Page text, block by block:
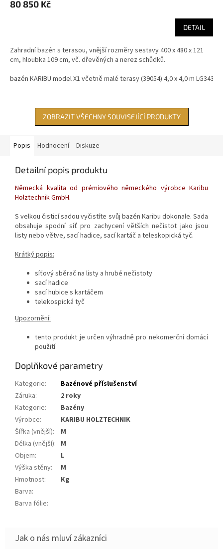
80 850 Kč
DETAIL
Zahradní bazén s terasou, vnější rozměry sestavy 400 x 480 x 121
cm, hloubka 109 cm, vč. dřevěných a nerez schůdků.
bazén KARIBU model X1 včetně malé terasy (39054) 4,0 x 4,0 m LG3436
ZOBRAZIT VŠECHNY SOUVISEJÍCÍ PRODUKTY
Popis Hodnocení Diskuze
Detailní popis produktu
Německá kvalita od prémiového německého výrobce Karibu
Holztechnik GmbH.
S velkou čisticí sadou vyčistíte svůj bazén Karibu dokonale. Sada
obsahuje spodní síť pro zachycení větších nečistot jako jsou
listy nebo větve, sací hadice, sací kartáč a teleskopická tyč.
Krátký popis:
síťový sběrač na listy a hrubé nečistoty
sací hadice
sací hubice s kartáčem
telekospická tyč
Upozornění:
tento produkt je určen výhradně pro nekomerční domácí
použití
Doplňkové parametry
Kategorie:
Bazénové příslušenství
Záruka:
2 roky
Kategorie:
Bazény
Výrobce:
KARIBU HOLZTECHNIK
Šířka (vnější):
m
Délka (vnější): m
Objem:
L
Výška stěny:
m
Hmotnost:
kg
Barva:
Barva fólie: